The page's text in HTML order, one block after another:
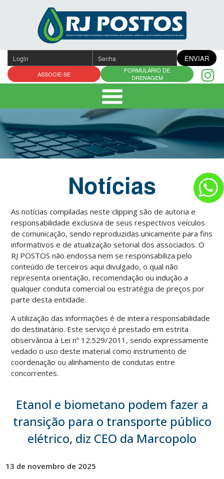
conteúdo
ENVIAR
ASSOCIE-SE
FORMULÁRIO DE
DRENAGEM
Notícias
As notícias compiladas neste clipping são de autoria e
responsabilidade exclusiva de seus respectivos veículos
de comunicação, sendo reproduzidas unicamente para fins
informativos e de atualização setorial dos associados. O
RJ POSTOS não endossa nem se responsabiliza pelo
conteúdo de terceiros aqui divulgado, o qual não
representa orientação, recomendação ou indução a
qualquer conduta comercial ou estratégia de preços por
parte desta entidade.
A utilização das informações é de inteira responsabilidade
do destinatário. Este serviço é prestado em estrita
observância à Lei nº 12.529/2011, sendo expressamente
vedado o uso deste material como instrumento de
coordenação ou alinhamento de condutas entre
concorrentes.
Etanol e biometano podem fazer a
transição para o transporte público
elétrico, diz CEO da Marcopolo
13 de novembro de 2025